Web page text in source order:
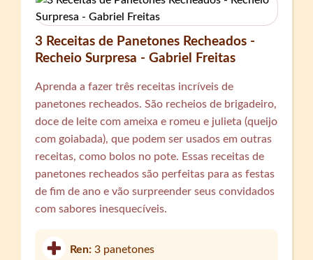
3 Receitas de Panetones Recheados -
Recheio Surpresa - Gabriel Freitas
Aprenda a fazer três receitas incríveis de
panetones recheados. São recheios de brigadeiro,
doce de leite com ameixa e romeu e julieta (queijo
com goiabada), que podem ser usados em outras
receitas, como bolos no pote. Essas receitas de
panetones recheados são perfeitas para as festas
de fim de ano e vão surpreender seus convidados
com sabores inesquecíveis.
Ren:3 panetones